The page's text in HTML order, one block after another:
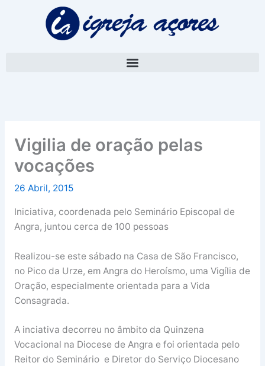
Vigilia de oração pelas
vocações
26 Abril, 2015
Iniciativa, coordenada pelo Seminário Episcopal de
Angra, juntou cerca de 100 pessoas
Realizou-se este sábado na Casa de São Francisco,
no Pico da Urze, em Angra do Heroísmo, uma Vigília de
Oração, especialmente orientada para a Vida
Consagrada.
A inciativa decorreu no âmbito da Quinzena
Vocacional na Diocese de Angra e foi orientada pelo
Reitor do Seminário e Diretor do Serviço Diocesano